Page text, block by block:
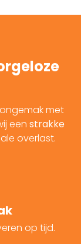
met
een strakke
overlast.
op tijd.